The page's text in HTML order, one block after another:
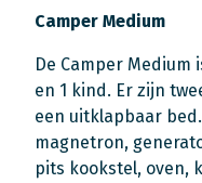
Camper Medium
De Camper Medium
en 1 kind. Er zijn
een uitklapbaar
magnetron,
pits kookstel, oven,